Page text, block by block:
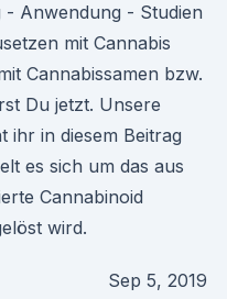
Anwendung - Studien
mit Cannabis
Cannabissamen bzw.
Du jetzt. Unsere
ihr in diesem Beitrag
es sich um das aus
Cannabinoid
wird.
Sep 5, 2019